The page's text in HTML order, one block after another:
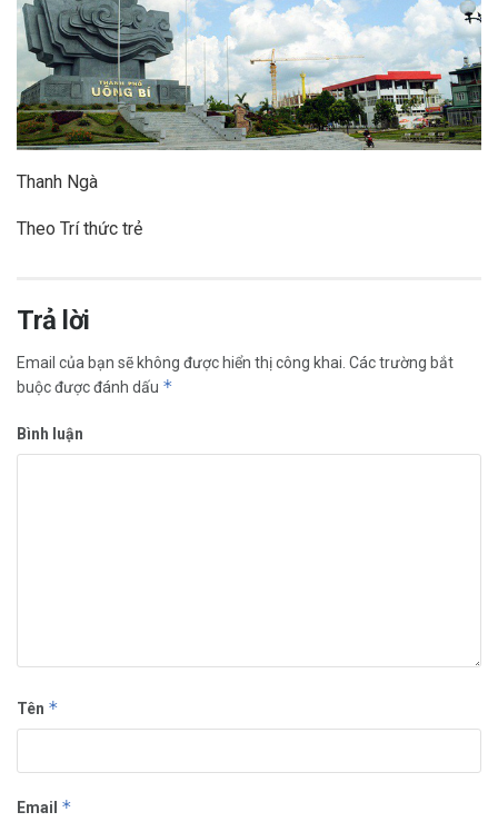
Thanh Ngà
Theo Trí thức trẻ
Trả lời
Email của bạn sẽ không được hiển thị công khai. Các trường bắt
buộc được đánh dấu *
Bình luận
Tên *
Email *